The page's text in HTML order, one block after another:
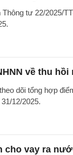
tư 22/2025/
về thu
dõi tổng hợp
12/2025.
vay ra